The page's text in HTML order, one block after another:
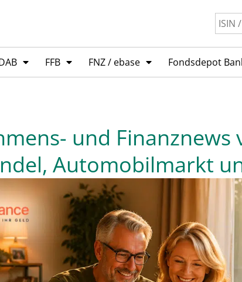
FFB FNZ / ebase Fondsdepot
und Finanznews
Automobilmarkt